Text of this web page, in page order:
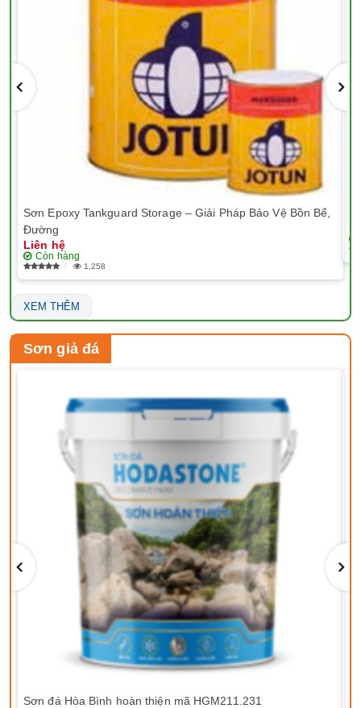
Sơn Epoxy Tankguard Storage – Giải Pháp Bảo Vệ Bồn Bể,
Đường
Liên hệ
Còn hàng
1,258
XEM THÊM
Sơn giả đá
Sơn đá Hòa Bình hoàn thiện mã HGM211.231